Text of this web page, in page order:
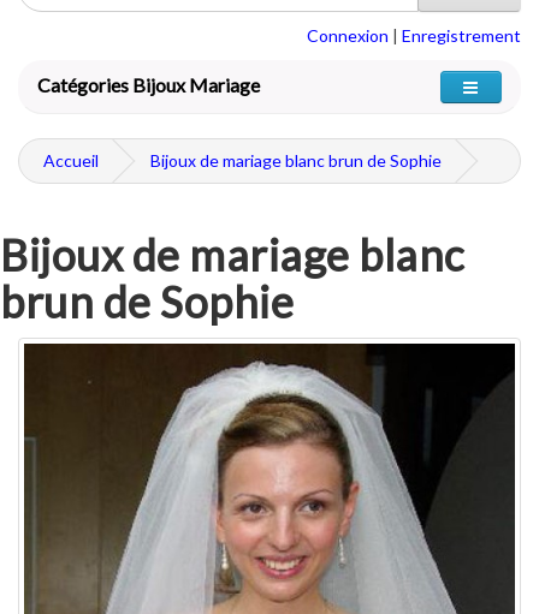
Connexion | Enregistrement
Catégories Bijoux Mariage
Accueil Bijoux de mariage blanc brun de Sophie
Bijoux de mariage blanc
brun de Sophie